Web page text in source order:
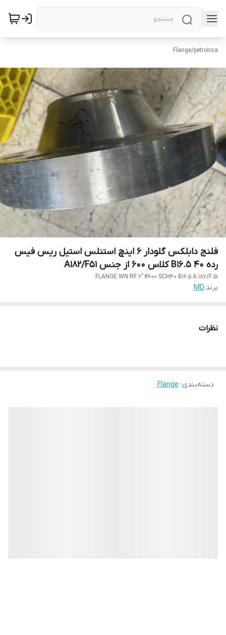
petroirsa
/
Flange
فلنج دابلکس گلودار 6 اینچ استنلس استیل ریس فیس
رده 40 5.B16 کلاس 600 از جنس A182/F51
FLANGE WN RF 6" #600 SCH40 B16.5 A 182/F 51
برند:MD
نظرات
دسته‌بندی:
Flange